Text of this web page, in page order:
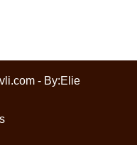
- By:Elie